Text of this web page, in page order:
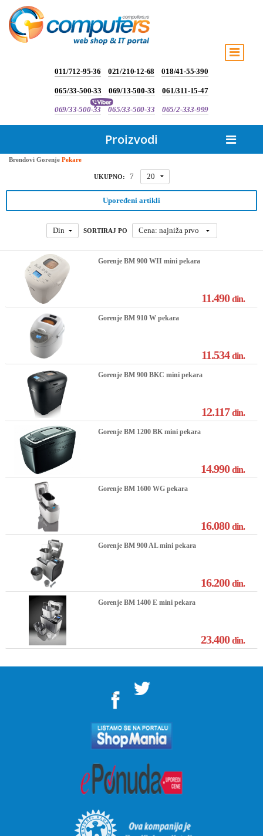
011/712-95-36 021/210-12-68 018/41-55-390
065/33-500-33 069/13-500-33 061/311-15-47
069/33-500-33 065/33-500-33 065/2-333-999
Proizvodi
Brendovi Gorenje Pekare
UKUPNO: 7 20
Upoređeni artikli
Din SORTIRAJ PO Cena: najniža prvo
Gorenje BM 900 WII mini pekara
11.490din.
Gorenje BM 910 W pekara
11.534din.
Gorenje BM 900 BKC mini pekara
12.117din.
Gorenje BM 1200 BK mini pekara
14.990din.
Gorenje BM 1600 WG pekara
16.080din.
Gorenje BM 900 AL mini pekara
16.200din.
Gorenje BM 1400 E mini pekara
23.400din.
">